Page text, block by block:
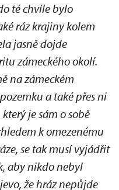
té chvíle bylo
ráz krajiny kolem
jasně dojde
zámeckého okolí.
na zámeckém
a také přes ni
je sám o sobě
k omezenému
se tak musí vyjádřit
aby nikdo nebyl
že hráz nepůjde